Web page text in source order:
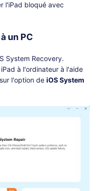
l'iPad bloqué avec
un PC
System Recovery.
à l'ordinateur à l'aide
l'option de iOS System